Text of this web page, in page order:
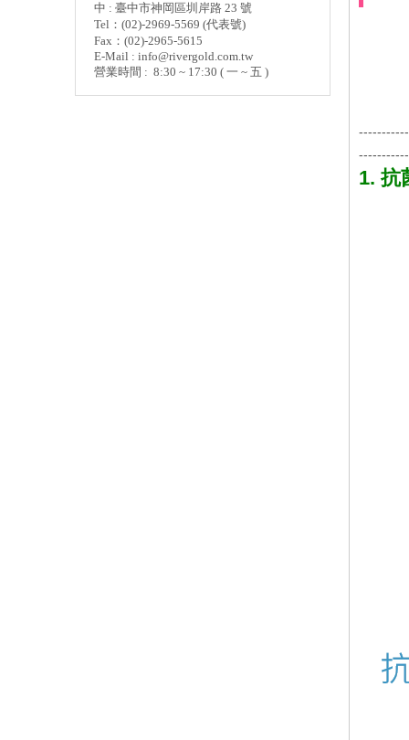
中 : 臺中市神岡區圳岸路 23 號
Tel：(02)-2969-5569 (代表號)
Fax：(02)-2965-5615
E-Mail : info@rivergold.com.tw
營業時間 : 8:30 ~ 17:30 ( 一 ~ 五 )
1. 抗